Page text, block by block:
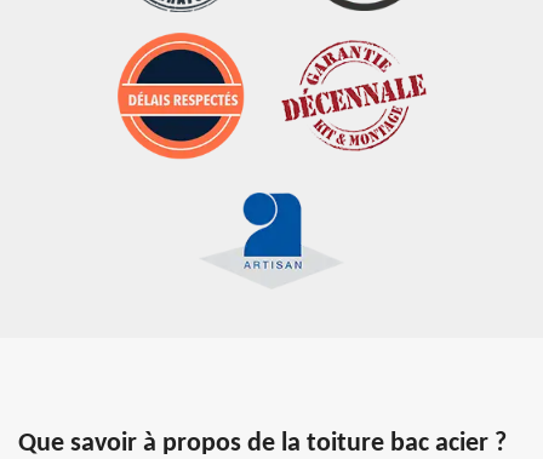
Que savoir à propos de la toiture bac acier ?